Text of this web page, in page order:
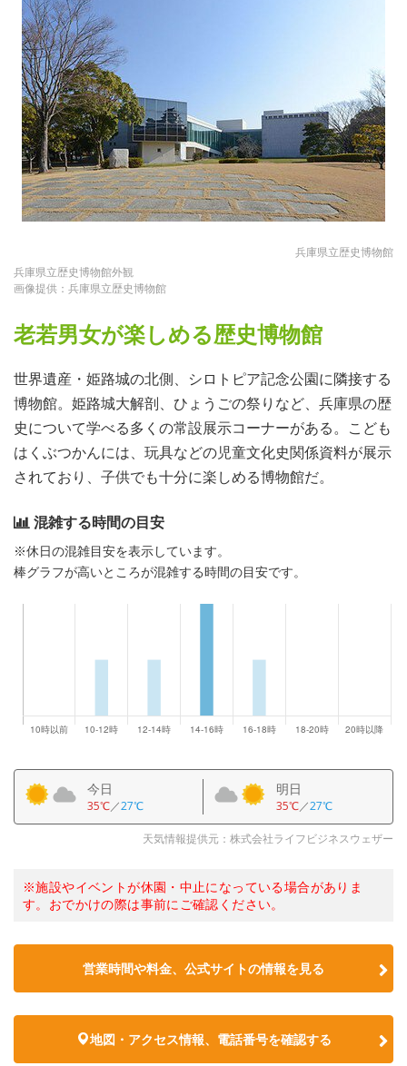
兵庫県立歴史博物館
兵庫県立歴史博物館外観
画像提供：兵庫県立歴史博物館
老若男女が楽しめる歴史博物館
世界遺産・姫路城の北側、シロトピア記念公園に隣接する
博物館。姫路城大解剖、ひょうごの祭りなど、兵庫県の歴
史について学べる多くの常設展示コーナーがある。こども
はくぶつかんには、玩具などの児童文化史関係資料が展示
されており、子供でも十分に楽しめる博物館だ。
混雑する時間の目安
※休日の混雑目安を表示しています。
棒グラフが高いところが混雑する時間の目安です。
今日
35℃／27℃
明日
35℃／27℃
天気情報提供元：株式会社ライフビジネスウェザー
※施設やイベントが休園・中止になっている場合がありま
す。おでかけの際は事前にご確認ください。
営業時間や料金、公式サイトの情報を見る
地図・アクセス情報、電話番号を確認する